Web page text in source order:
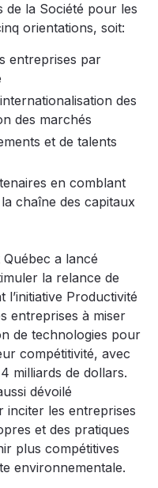
de la Société pour les
orientations, soit:
entreprises par
des
des marchés
et de talents
en comblant
chaîne des capitaux
a lancé
la relance de
Productivité
entreprises à miser
de technologies pour
compétitivité, avec
milliards de dollars.
dévoilé
inciter les entreprises
et des pratiques
plus compétitives
environnementale.